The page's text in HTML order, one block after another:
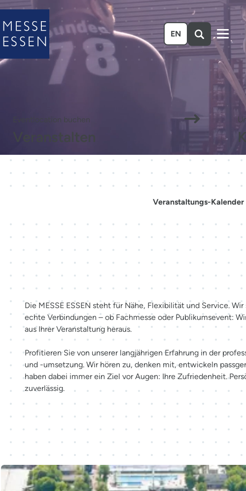
Zum Hauptinhalt springen
EN
Eventlocation buchen
Veranstalten
Veranstaltungs-Kalender
Mehr als Räume. Erlebnisse
Die MESSE ESSEN steht für Nähe, Flexibilität und Service.
echte Verbindungen – ob Fachmesse oder Publikumsevent:
aus Ihrer Veranstaltung heraus.
Profitieren Sie von unserer langjährigen Erfahrung in der
und -umsetzung. Wir hören zu, denken mit, entwickeln
haben dabei immer ein Ziel vor Augen: Ihre Zufriedenheit.
zuverlässig.